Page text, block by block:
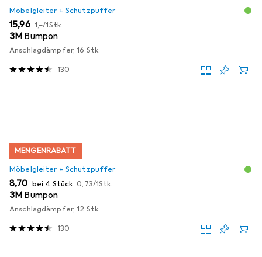
Möbelgleiter + Schutzpuffer
EUR
15,96 EUR
1,–/1Stk.
3M Bumpon
Anschlagdämpfer, 16 Stk.
130
MENGENRABATT
Möbelgleiter + Schutzpuffer
EUR
8,70 bei 4 Stück EUR
0,73/1Stk.
3M Bumpon
Anschlagdämpfer, 12 Stk.
130